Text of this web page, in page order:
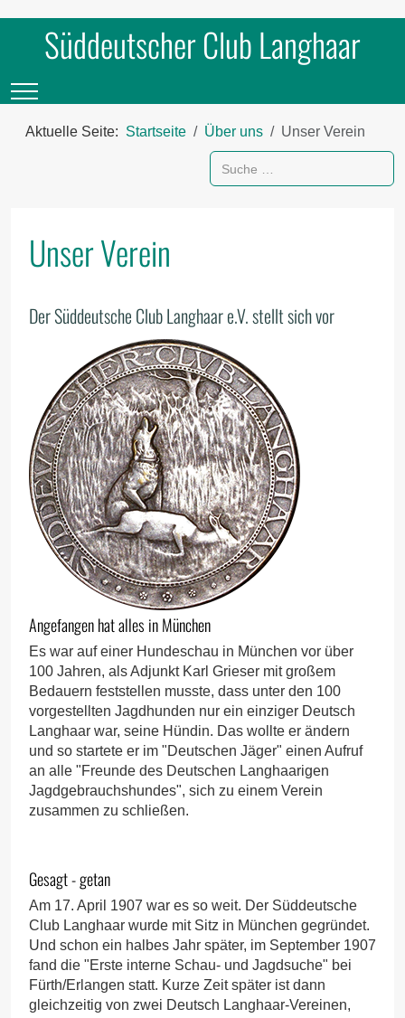
Süddeutscher Club Langhaar
Mobile Menu Toggle
Aktuelle Seite: Startseite Über uns
Unser Verein
Suchen
Unser Verein
Der Süddeutsche Club Langhaar e.V. stellt sich vor
Angefangen hat alles in München
Es war auf einer Hundeschau in München vor über
100 Jahren, als Adjunkt Karl Grieser mit großem
Bedauern feststellen musste, dass unter den 100
vorgestellten Jagdhunden nur ein einziger Deutsch
Langhaar war, seine Hündin. Das wollte er ändern
und so startete er im "Deutschen Jäger" einen Aufruf
an alle "Freunde des Deutschen Langhaarigen
Jagdgebrauchshundes", sich zu einem Verein
zusammen zu schließen.
Gesagt - getan
Am 17. April 1907 war es so weit. Der Süddeutsche
Club Langhaar wurde mit Sitz in München gegründet.
Und schon ein halbes Jahr später, im September 1907
fand die "Erste interne Schau- und Jagdsuche" bei
Fürth/Erlangen statt. Kurze Zeit später ist dann
gleichzeitig von zwei Deutsch Langhaar-Vereinen,